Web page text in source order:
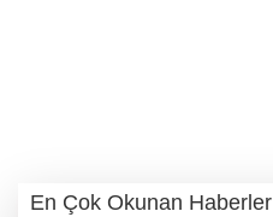
En Çok Okunan Haberler